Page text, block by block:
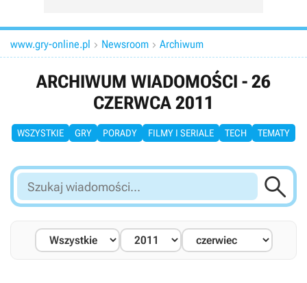
www.gry-online.pl  Newsroom  Archiwum
ARCHIWUM WIADOMOŚCI - 26
CZERWCA 2011
WSZYSTKIE GRY PORADY FILMY I SERIALE TECH TEMATY
Szukaj
wiadomości...
